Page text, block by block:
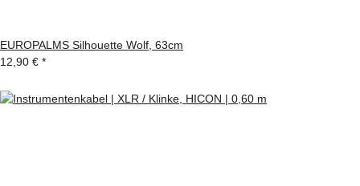
EUROPALMS Silhouette Wolf, 63cm
12,90 € *